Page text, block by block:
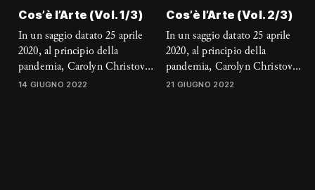
Cos’è l’Arte (Vol. 1/3)
In un saggio datato 25 aprile
2020, al principio della
pandemia, Carolyn Christov-
Bakargiev riflette sulle
14 GIUGNO 2022
Cos’è l’Arte (Vol. 2/3)
In un saggio datato 25 aprile
2020, al principio della
pandemia, Carolyn Christov-
Bakargiev riflette sulle
21 GIUGNO 2022